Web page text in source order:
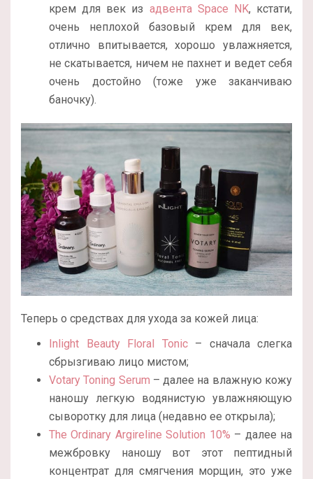
крем для век из адвента Space NK, кстати,
очень неплохой базовый крем для век,
отлично впитывается, хорошо увлажняется,
не скатывается, ничем не пахнет и ведет себя
очень достойно (тоже уже заканчиваю
баночку).
Теперь о средствах для ухода за кожей лица:
Inlight Beauty Floral Tonic– сначала слегка
сбрызгиваю лицо мистом;
Votary Toning Serum – далее на влажную кожу
наношу легкую водянистую увлажняющую
сыворотку для лица (недавно ее открыла);
The Ordinary Argireline Solution 10% – далее на
межбровку наношу вот этот пептидный
концентрат для смягчения морщин, это уже